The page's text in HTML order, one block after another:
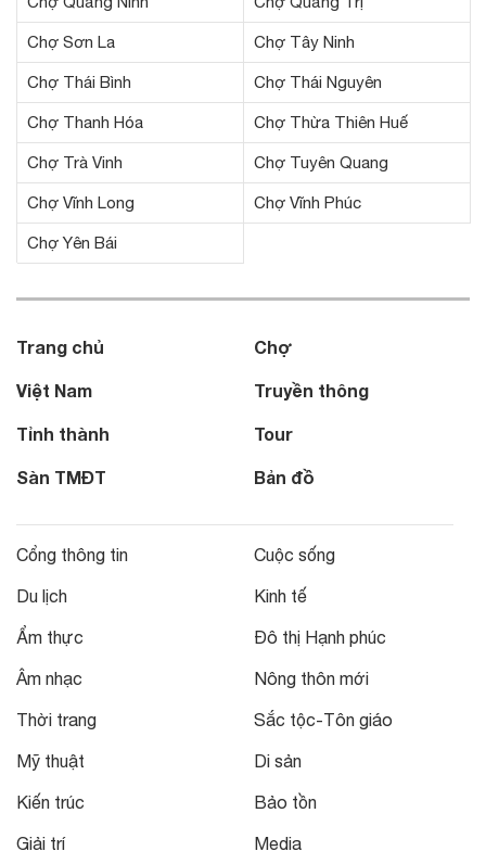
Chợ Sơn La Chợ Tây Ninh
Chợ Thái Bình Chợ Thái Nguyên
Chợ Thanh Hóa Chợ Thừa Thiên Huế
Chợ Trà Vinh Chợ Tuyên Quang
Chợ Vĩnh Long Chợ Vĩnh Phúc
Chợ Yên Bái
Trang chủ
Việt Nam
Tỉnh thành
Sàn TMĐT
Chợ
Truyền thông
Tour
Bản đồ
Cổng thông tin
Du lịch
Ẩm thực
Âm nhạc
Thời trang
Mỹ thuật
Kiến trúc
Giải trí
Cuộc sống
Kinh tế
Đô thị Hạnh phúc
Nông thôn mới
Sắc tộc-Tôn giáo
Di sản
Bảo tồn
Media